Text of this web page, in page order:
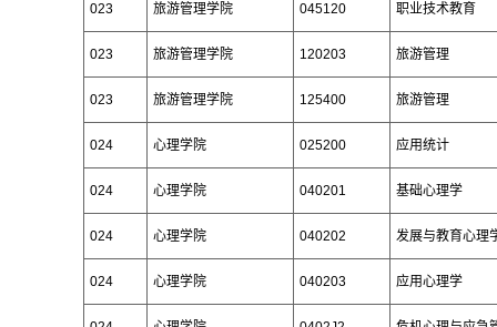
023 旅游管理学院 045120 职业技术教育
023 旅游管理学院 120203 旅游管理
023 旅游管理学院 125400 旅游管理
024 心理学院 025200 应用统计
024 心理学院 040201 基础心理学
024 心理学院 040202 发展与教育心理
024 心理学院 040203 应用心理学